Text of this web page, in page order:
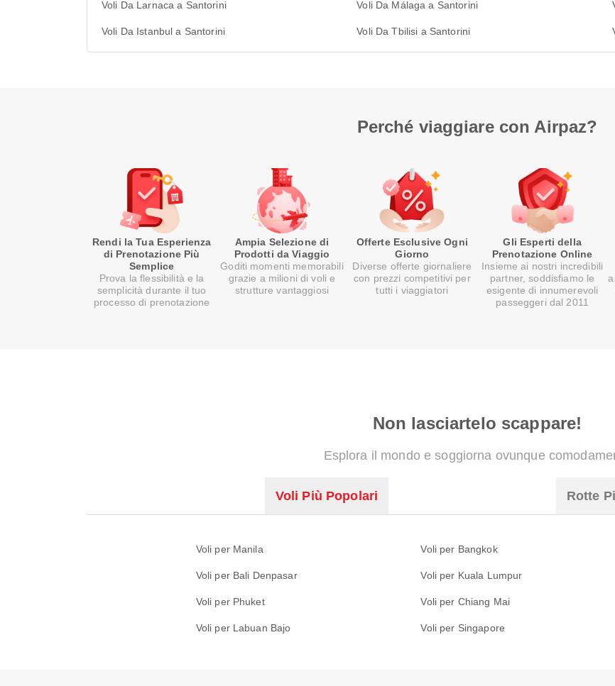
Voli Da Larnaca a Santorini Voli Da Málaga a Santorini
Voli Da Istanbul a Santorini Voli Da Tbilisi a Santorini
Perché viaggiare con Airpaz?
Rendi la Tua Esperienza
di Prenotazione Più
Semplice
Prova la flessibilità e la
semplicità durante il tuo
processo di prenotazione
Ampia Selezione di
Prodotti da Viaggio
Goditi momenti memorabili
grazie a milioni di voli e
strutture vantaggiosi
Offerte Esclusive Ogni
Giorno
Diverse offerte giornaliere
con prezzi competitivi per
tutti i viaggiatori
Gli Esperti della
Prenotazione Online
Insieme ai nostri incredibili
partner, soddisfiamo le
esigente di innumerevoli
passeggeri dal 2011
Non lasciartelo scappare!
Esplora il mondo e soggiorna ovunque
Voli Più Popolari Rotte
Voli per Manila Voli per Bangkok
Voli per Bali Denpasar Voli per Kuala Lumpur
Voli per Phuket Voli per Chiang Mai
Voli per Labuan Bajo Voli per Singapore